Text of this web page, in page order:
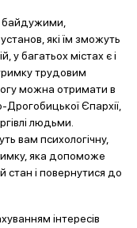
байдужими,
які їм зможуть
у багатьох містах є і
трудовим
можна отримати в
Єпархії,
людьми.
вам психологічну,
яка допоможе
стан і повернутися до
інтересів